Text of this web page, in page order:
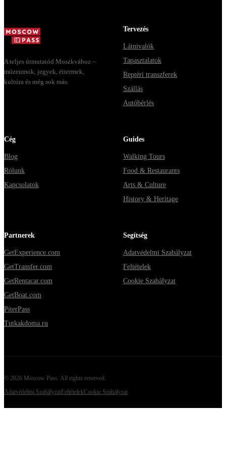
Владими...
A teljes útmutatód Moszkvához –
múzeumok, jegyek, éttermek,
kultúra és még sok más.
Tervezés
Látnivalók
Tapasztalatok
Reptéri transzferek
Szállás
Autóbérlés
Cég
Blog
Rólunk
Kapcsolatok
Guides
Walking Tours
Food & Restaurants
Arts & Culture
History & Heritage
Partnerek
GetExperience.com
GetTransfer.com
GetRentacar.com
GetBoat.com
PiterPass
Tutkakdoma.ru
Segítség
Adatvédelmi Szabályzat
Feltételek
Cookie Szabályzat
© 2026 Moscow Pass. All rights reserved.
Adatvédelmi SzabályzatFeltételekCookie Szabályzat